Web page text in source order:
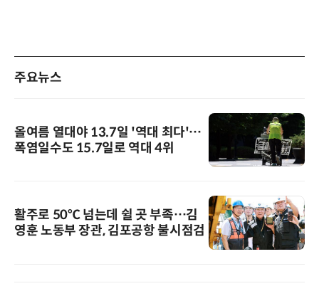
주요뉴스
올여름 열대야 13.7일 '역대 최다'…
폭염일수도 15.7일로 역대 4위
활주로 50℃ 넘는데 쉴 곳 부족…김
영훈 노동부 장관, 김포공항 불시점검